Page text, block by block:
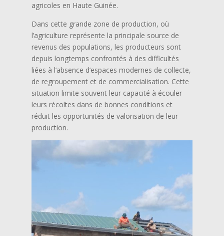
agricoles en Haute Guinée.
Dans cette grande zone de production, où
l’agriculture représente la principale source de
revenus des populations, les producteurs sont
depuis longtemps confrontés à des difficultés
liées à l’absence d’espaces modernes de collecte,
de regroupement et de commercialisation. Cette
situation limite souvent leur capacité à écouler
leurs récoltes dans de bonnes conditions et
réduit les opportunités de valorisation de leur
production.